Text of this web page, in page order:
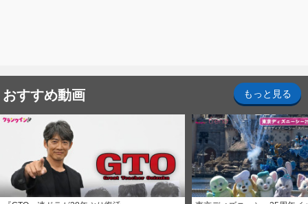
おすすめ動画 もっと見る